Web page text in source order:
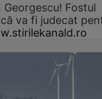
Georgescu! Fostul
va fi judecat